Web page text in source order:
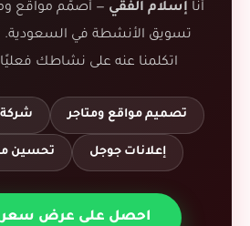
أنا إسلام الفقي — أصمّم مواقع
تسويق الأنشطة في السعودية.
اتكلمنا عنه على نشاطك
تصميم مواقع ومتاجر شركة
إعلانات جوجل تحسين
احصل على عرض سعر